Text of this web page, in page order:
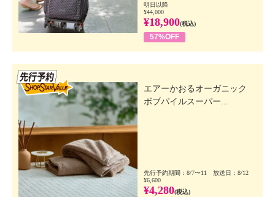
明日以降
¥44,000
¥18,900(税込)
57%OFF
エアーかおるオーガニック
ボブパイルスーパー...
先行予約期間：8/7〜11 放送日：8/12
¥6,600
¥4,280(税込)